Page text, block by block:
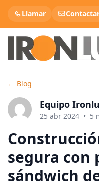
Llamar
Panel Sandwich Teja
Panel Cubierta
Panel Sandwich Fachada
Lana de roca
← Blog
Equipo
25 abr 2024 • 5
segura con
sándwich